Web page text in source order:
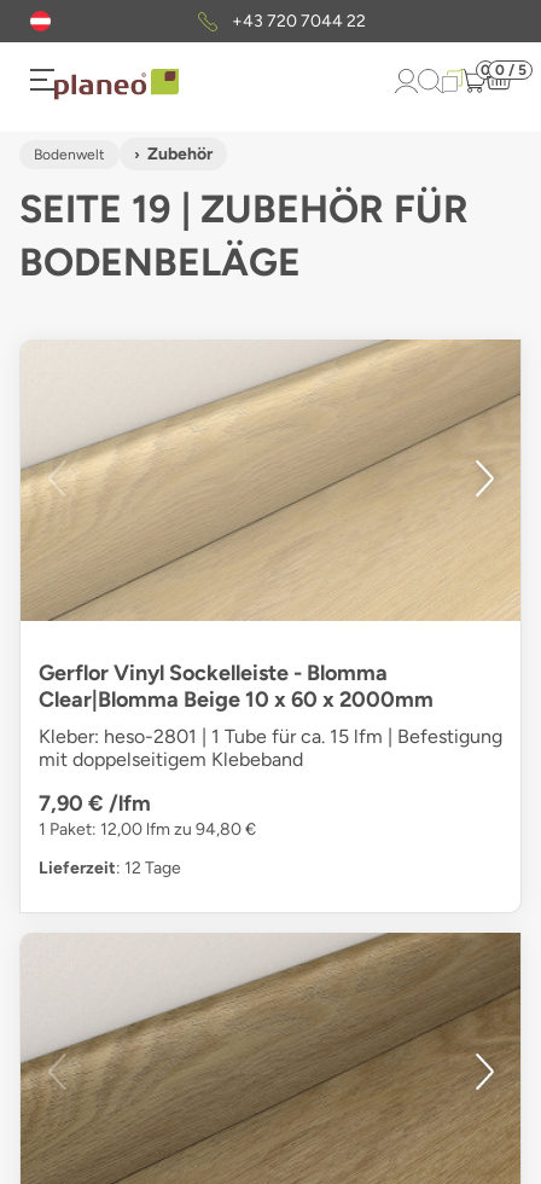
KostenloserMusterversand
0 0 / 5
Bodenwelt Zubehör
SEITE 19 | ZUBEHÖR FÜR
BODENBELÄGE
Gerflor Vinyl Sockelleiste - Blomma
Clear|Blomma Beige 10 x 60 x 2000mm
Kleber: heso-2801 | 1 Tube für ca. 15 lfm | Befestigung
mit doppelseitigem Klebeband
7,90 € /lfm
1 Paket: 12,00 lfm zu 94,80 €
Lieferzeit: 12 Tage